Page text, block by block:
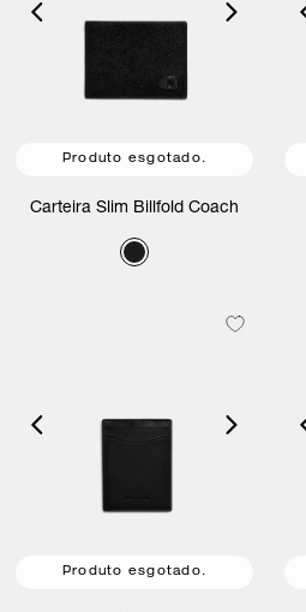
Produto esgotado.
Carteira Slim Billfold Coach
Produto esgotado.